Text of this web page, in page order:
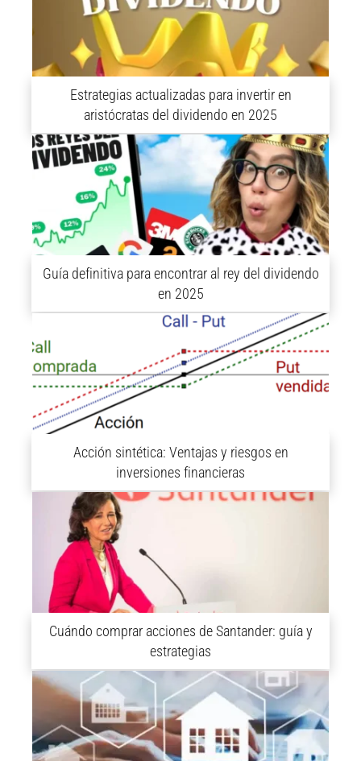
Estrategias actualizadas para invertir en
aristócratas del dividendo en 2025
Guía definitiva para encontrar al rey del dividendo
en 2025
Acción sintética: Ventajas y riesgos en
inversiones financieras
Cuándo comprar acciones de Santander: guía y
estrategias